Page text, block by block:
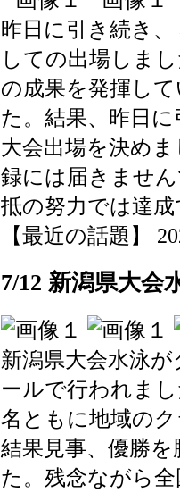
昨日に引き続き
しての出場しま
の成果を発揮し
た。結果、昨日
大会出場を決め
録には届きませ
抵の努力では達
【最近の話題】
7/12 新潟県大
新潟県大会水泳
ールで行われま
名ともに地域の
結果見事、優勝
た。残念ながら